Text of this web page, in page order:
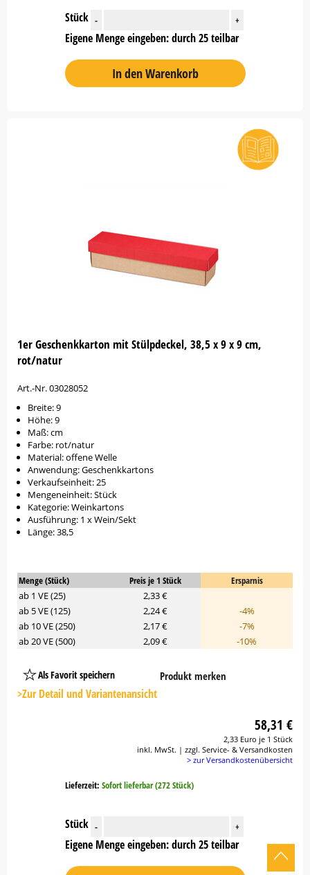
Stück - +
Eigene Menge eingeben: durch 25 teilbar
In den Warenkorb
1er Geschenkkarton mit Stülpdeckel, 38,5 x 9 x 9 cm,
rot/natur
Art.-Nr. 03028052
Breite: 9
Höhe: 9
Maß: cm
Farbe: rot/natur
Material: offene Welle
Anwendung: Geschenkkartons
Verkaufseinheit: 25
Mengeneinheit: Stück
Kategorie: Weinkartons
Ausführung: 1 x Wein/Sekt
Länge: 38,5
Menge (Stück) Preis je 1 Stück
Ersparnis
ab 1 VE (25)
2,33 €
ab 5 VE (125)
2,24 €
-4%
ab 10 VE (250)
2,17 €
-7%
ab 20 VE (500)
2,09 € -10%
Als Favorit speichern
Platzhalter
Button
Produkt merken
>Zur Detail und Variantenansicht
58,31 €
2,33 Euro je 1 Stück
inkl. MwSt. | zzgl. Service- & Versandkosten
> zur Versandkostenübersicht
Lieferzeit: Sofort lieferbar (272 Stück)
Stück - +
Eigene Menge eingeben: durch 25 teilbar